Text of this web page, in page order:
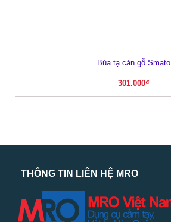
Búa tạ cán gỗ Smato
301.000₫
THÔNG TIN LIÊN HỆ MRO